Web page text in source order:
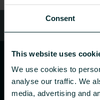
Consent
This website uses
We use cookies to
analyse our traffic. We
media, advertising and
Kundendienst